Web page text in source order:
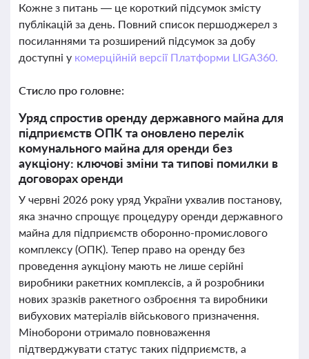
Кожне з питань — це короткий підсумок змісту
публікацій за день. Повний список першоджерел з
посиланнями та розширений підсумок за добу
доступні у комерційній версії Платформи LIGA360.
Стисло про головне:
Уряд спростив оренду державного майна для
підприємств ОПК та оновлено перелік
комунального майна для оренди без
аукціону: ключові зміни та типові помилки в
договорах оренди
У червні 2026 року уряд України ухвалив постанову,
яка значно спрощує процедуру оренди державного
майна для підприємств оборонно-промислового
комплексу (ОПК). Тепер право на оренду без
проведення аукціону мають не лише серійні
виробники ракетних комплексів, а й розробники
нових зразків ракетного озброєння та виробники
вибухових матеріалів військового призначення.
Міноборони отримало повноваження
підтверджувати статус таких підприємств, а